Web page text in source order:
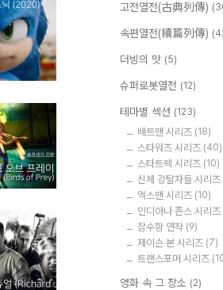
고전열전(古典列傳)
속편열전(續篇列傳)
더빙의 맛 (5)
슈퍼로봇열전 (12)
테마별 섹션 (123)
배트맨 시리즈 (18)
스타워즈 시리즈 (40)
스타트렉 시리즈 (10)
신체 강탈자들 시리즈
엑스맨 시리즈 (10)
인디아나 존스 시리즈
잠수함 연작 (9)
제이슨 본 시리즈 (7)
트랜스포머 시리즈
영화 속 그 장소 (2)